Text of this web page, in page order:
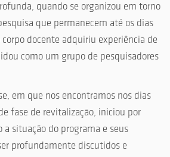
quando se organizou em torno
que permanecem até os dias
corpo docente adquiriu experiência de
como um grupo de pesquisadores
em que nos encontramos nos dias
fase de revitalização, iniciou por
situação do programa e seus
profundamente discutidos e